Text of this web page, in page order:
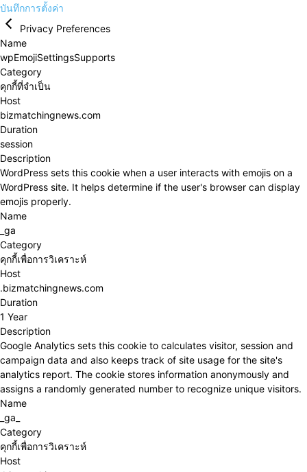
บันทึกการตั้งค่า
Privacy Preferences
Name
wpEmojiSettingsSupports
Category
คุกกี้ที่จำเป็น
Host
bizmatchingnews.com
Duration
session
Description
WordPress sets this cookie when a user interacts with emojis on a
WordPress site. It helps determine if the user's browser can display
emojis properly.
Name
_ga
Category
คุกกี้เพื่อการวิเคราะห์
Host
.bizmatchingnews.com
Duration
1 Year
Description
Google Analytics sets this cookie to calculates visitor, session and
campaign data and also keeps track of site usage for the site's
analytics report. The cookie stores information anonymously and
assigns a randomly generated number to recognize unique visitors.
Name
_ga_
Category
คุกกี้เพื่อการวิเคราะห์
Host